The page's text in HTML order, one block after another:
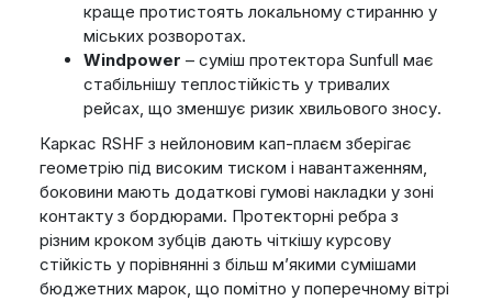
краще протистоять локальному стиранню у
міських розворотах.
Windpower – суміш протектора Sunfull має
стабільнішу теплостійкість у тривалих
рейсах, що зменшує ризик хвильового зносу.
Каркас RSHF з нейлоновим кап-плаєм зберігає
геометрію під високим тиском і навантаженням,
боковини мають додаткові гумові накладки у зоні
контакту з бордюрами. Протекторні ребра з
різним кроком зубців дають чіткішу курсову
стійкість у порівнянні з більш м’якими сумішами
бюджетних марок, що помітно у поперечному вітрі